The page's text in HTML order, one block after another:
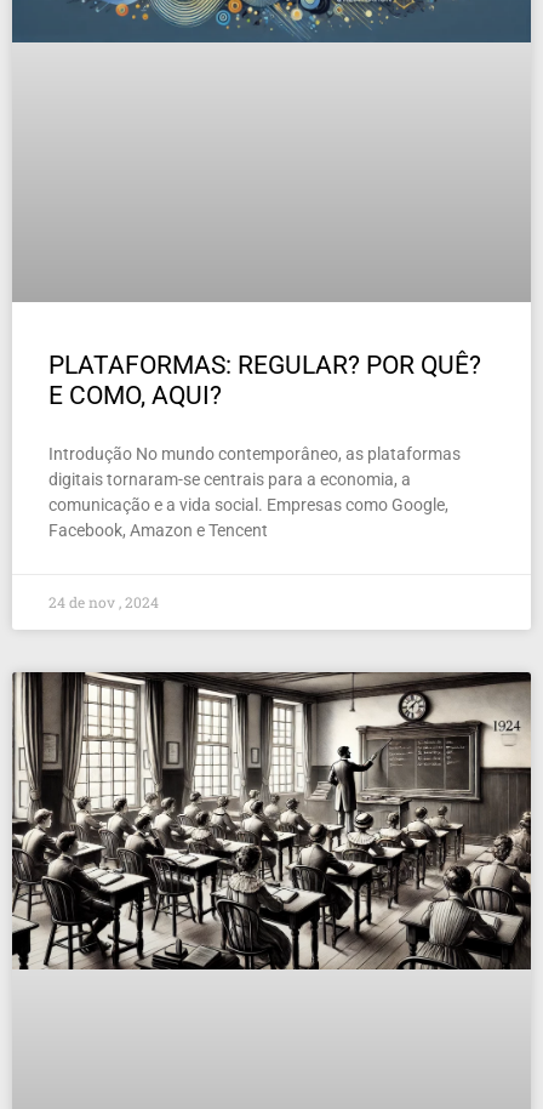
PLATAFORMAS: REGULAR? POR QUÊ?
E COMO, AQUI?
Introdução No mundo contemporâneo, as plataformas
digitais tornaram-se centrais para a economia, a
comunicação e a vida social. Empresas como Google,
Facebook, Amazon e Tencent
24 de nov , 2024